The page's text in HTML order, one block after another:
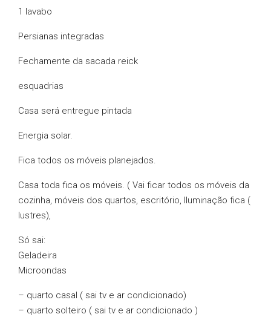
1 lavabo
Persianas integradas
Fechamente da sacada reick
esquadrias
Casa será entregue pintada
Energia solar.
Fica todos os móveis planejados.
Casa toda fica os móveis. ( Vai ficar todos os móveis da
cozinha, móveis dos quartos, escritório, Iluminação fica (
lustres),
Só sai:
Geladeira
Microondas
– quarto casal ( sai tv e ar condicionado)
– ⁠quarto solteiro ( sai tv e ar condicionado )